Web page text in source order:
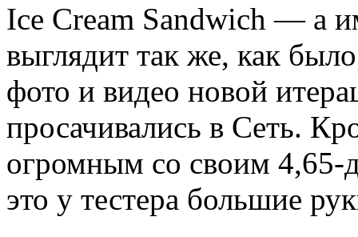
Ice Cream Sandwich — а
выглядит так же, как
фото и видео новой
просачивались в Сеть.
огромным со своим
это у тестера большие